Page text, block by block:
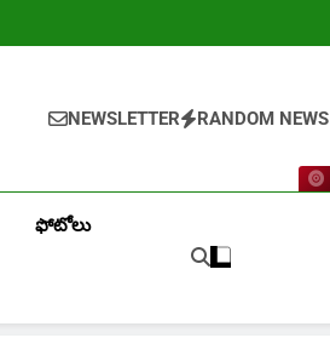
NEWSLETTER RANDOM NEWS
ఫోటోలు